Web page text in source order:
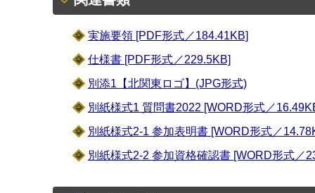
実施要領 [PDF形式／184.41KB]
仕様書 [PDF形式／229.5KB]
別添1【北関東ロゴ】(JPG形式)
別紙様式1 質問書2022 [WORD形式／
別紙様式2-1 参加表明書 [WORD形式／
別紙様式2-2 参加資格確認書 [WORD形式／